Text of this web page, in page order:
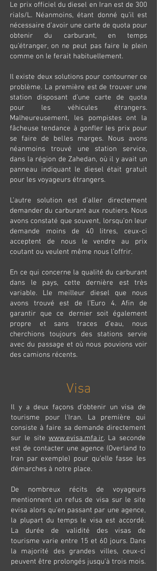
Le prix officiel du diesel en Iran est de 300
rials/L. Néanmoins, étant donné qu’il est
nécessaire d’avoir une carte de quota pour
obtenir du carburant, en temps
qu’étranger, on ne peut pas faire le plein
comme on le ferait habituellement.
Il existe deux solutions pour contourner ce
problème. La première est de trouver une
station disposant d’une carte de quota
pour les véhicules étrangers.
Malheureusement, les pompistes ont la
fâcheuse tendance à gonfler les prix pour
se faire de belles marges. Nous avons
néanmoins trouvé une station service,
dans la région de Zahedan, où il y avait un
panneau indiquant le diesel était gratuit
pour les voyageurs étrangers.
L’autre solution est d’aller directement
demander du carburant aux routiers. Nous
avons constaté que souvent, lorsqu’on leur
demande moins de 40 litres, ceux-ci
acceptent de nous le vendre au prix
coutant ou veulent même nous l’offrir.
En ce qui concerne la qualité du carburant
dans le pays, cette dernière est très
variable. Lle meilleur diesel que nous
avons trouvé est de l’Euro 4. Afin de
garantir que ce dernier soit également
propre et sans traces d’eau, nous
cherchions toujours des stations servie
avec du passage et où nous pouvions voir
des camions récents.
Visa
Il y a deux façons d’obtenir un visa de
tourisme pour l’Iran. La première qui
consiste à faire sa demande directement
sur le sitewww.evisa.mfa.ir. La seconde
est de contacter une agence (Overland to
Iran par exemple) pour qu’elle fasse les
démarches à notre place.
De nombreux récits de voyageurs
mentionnent un refus de visa sur le site
evisa alors qu’en passant par une agence,
la plupart du temps le visa est accordé.
La durée de validité des visas de
tourisme varie entre 15 et 60 jours. Dans
la majorité des grandes villes, ceux-ci
peuvent être prolongés jusqu’à trois mois.